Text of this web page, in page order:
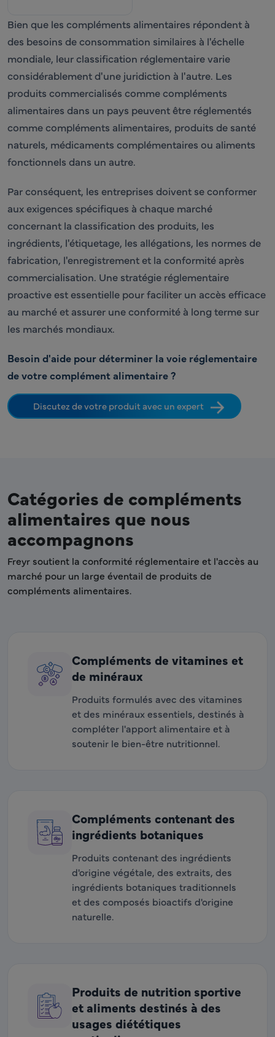
Bien que les compléments alimentaires répondent à
des besoins de consommation similaires à l'échelle
mondiale, leur classification réglementaire varie
considérablement d'une juridiction à l'autre. Les
produits commercialisés comme compléments
alimentaires dans un pays peuvent être réglementés
comme compléments alimentaires, produits de santé
naturels, médicaments complémentaires ou aliments
fonctionnels dans un autre.
Par conséquent, les entreprises doivent se conformer
aux exigences spécifiques à chaque marché
concernant la classification des produits, les
ingrédients, l'étiquetage, les allégations, les normes de
fabrication, l'enregistrement et la conformité après
commercialisation. Une stratégie réglementaire
proactive est essentielle pour faciliter un accès efficace
au marché et assurer une conformité à long terme sur
les marchés mondiaux.
Besoin d'aide pour déterminer la voie réglementaire
de votre complément alimentaire ?
Discutez de votre produit avec un expert
Catégories de compléments
alimentaires que nous
accompagnons
Freyr soutient la conformité réglementaire et l'accès au
marché pour un large éventail de produits de
compléments alimentaires.
Compléments de vitamines et
de minéraux
Produits formulés avec des vitamines
et des minéraux essentiels, destinés à
compléter l'apport alimentaire et à
soutenir le bien-être nutritionnel.
Compléments contenant des
ingrédients botaniques
Produits contenant des ingrédients
d'origine végétale, des extraits, des
ingrédients botaniques traditionnels
et des composés bioactifs d'origine
naturelle.
Produits de nutrition sportive
et aliments destinés à des
usages diététiques